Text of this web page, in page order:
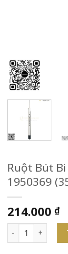
Ruột Bút Bi
1950369
214.000 ₫
Ruột Bút Bi